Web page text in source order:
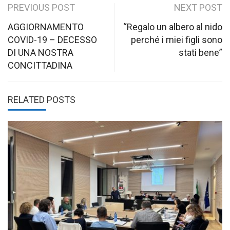
Post
navigation
PREVIOUS POST
AGGIORNAMENTO
COVID-19 – DECESSO
DI UNA NOSTRA
CONCITTADINA
NEXT POST
“Regalo un albero al nido
perché i miei figli sono
stati bene”
RELATED POSTS